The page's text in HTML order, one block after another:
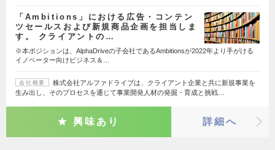
「Ambitions」における広告・コンテン
ツセールスおよび新規商品企画を担当しま
す。 クライアントの…
※本ポジションは、AlphaDriveの子会社であるAmbitionsが2022年より手がける
イノベーター向けビジネス＆…
会社概要
株式会社アルファドライブは、クライアント企業と共に新規事業を
生み出し、そのプロセスを通じて事業開発人材の発掘・育成と挑戦…
興味あり 詳細へ